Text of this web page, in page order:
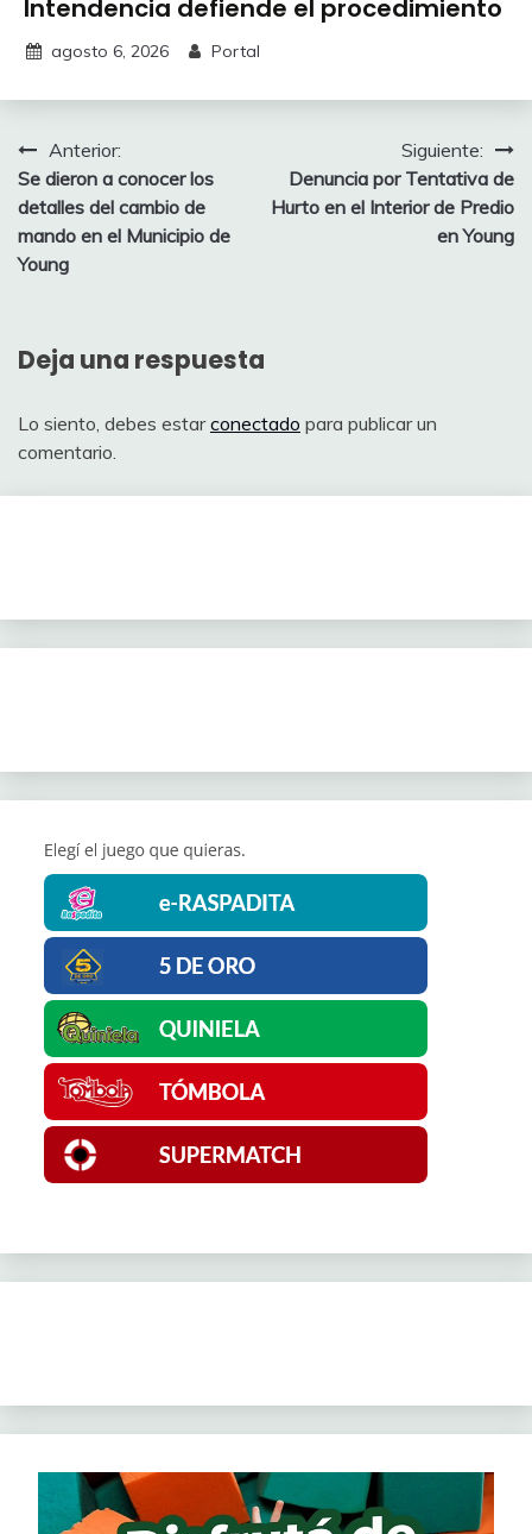
Intendencia defiende el procedimiento
agosto 6, 2026 Portal
Navegación
de
entradas
Anterior:
Se dieron a conocer los
detalles del cambio de
mando en el Municipio de
Young
Siguiente:
Denuncia por Tentativa de
Hurto en el Interior de Predio
en Young
Deja una respuesta
Lo siento, debes estarconectado para publicar un
comentario.